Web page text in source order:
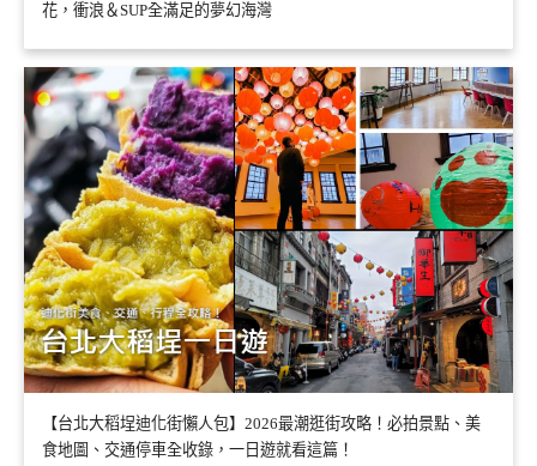
花，衝浪＆SUP全滿足的夢幻海灣
【台北大稻埕迪化街懶人包】2026最潮逛街攻略！必拍景點、美
食地圖、交通停車全收錄，一日遊就看這篇！